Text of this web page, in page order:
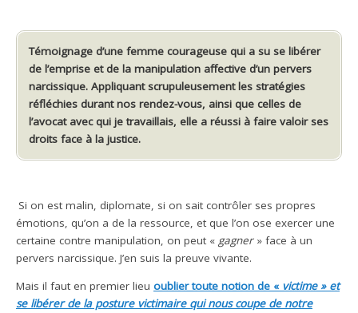
Témoignage d’une femme courageuse qui a su se libérer
de l’emprise et de la manipulation affective d’un pervers
narcissique. Appliquant scrupuleusement les stratégies
réfléchies durant nos rendez-vous, ainsi que celles de
l’avocat avec qui je travaillais, elle a réussi à faire valoir ses
droits face à la justice.
Si on est malin, diplomate, si on sait contrôler ses propres
émotions, qu’on a de la ressource, et que l’on ose exercer une
certaine contre manipulation, on peut « gagner» face à un
pervers narcissique. J’en suis la preuve vivante.
Mais il faut en premier lieu oublier toute notion de « victime » et
se libérer de la posture victimaire qui nous coupe de notre